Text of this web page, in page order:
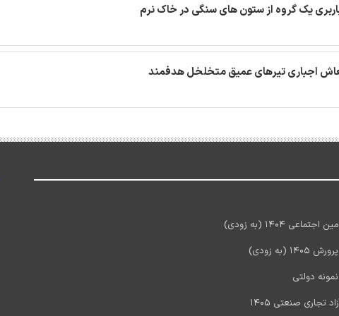
یک گروه از ستون های سنگی در خاک نرم
اجباری تیرهای عمیق متخلخل هدفمند
1404 (به زودی)
زودی)
دولتی
صنعتی 1405